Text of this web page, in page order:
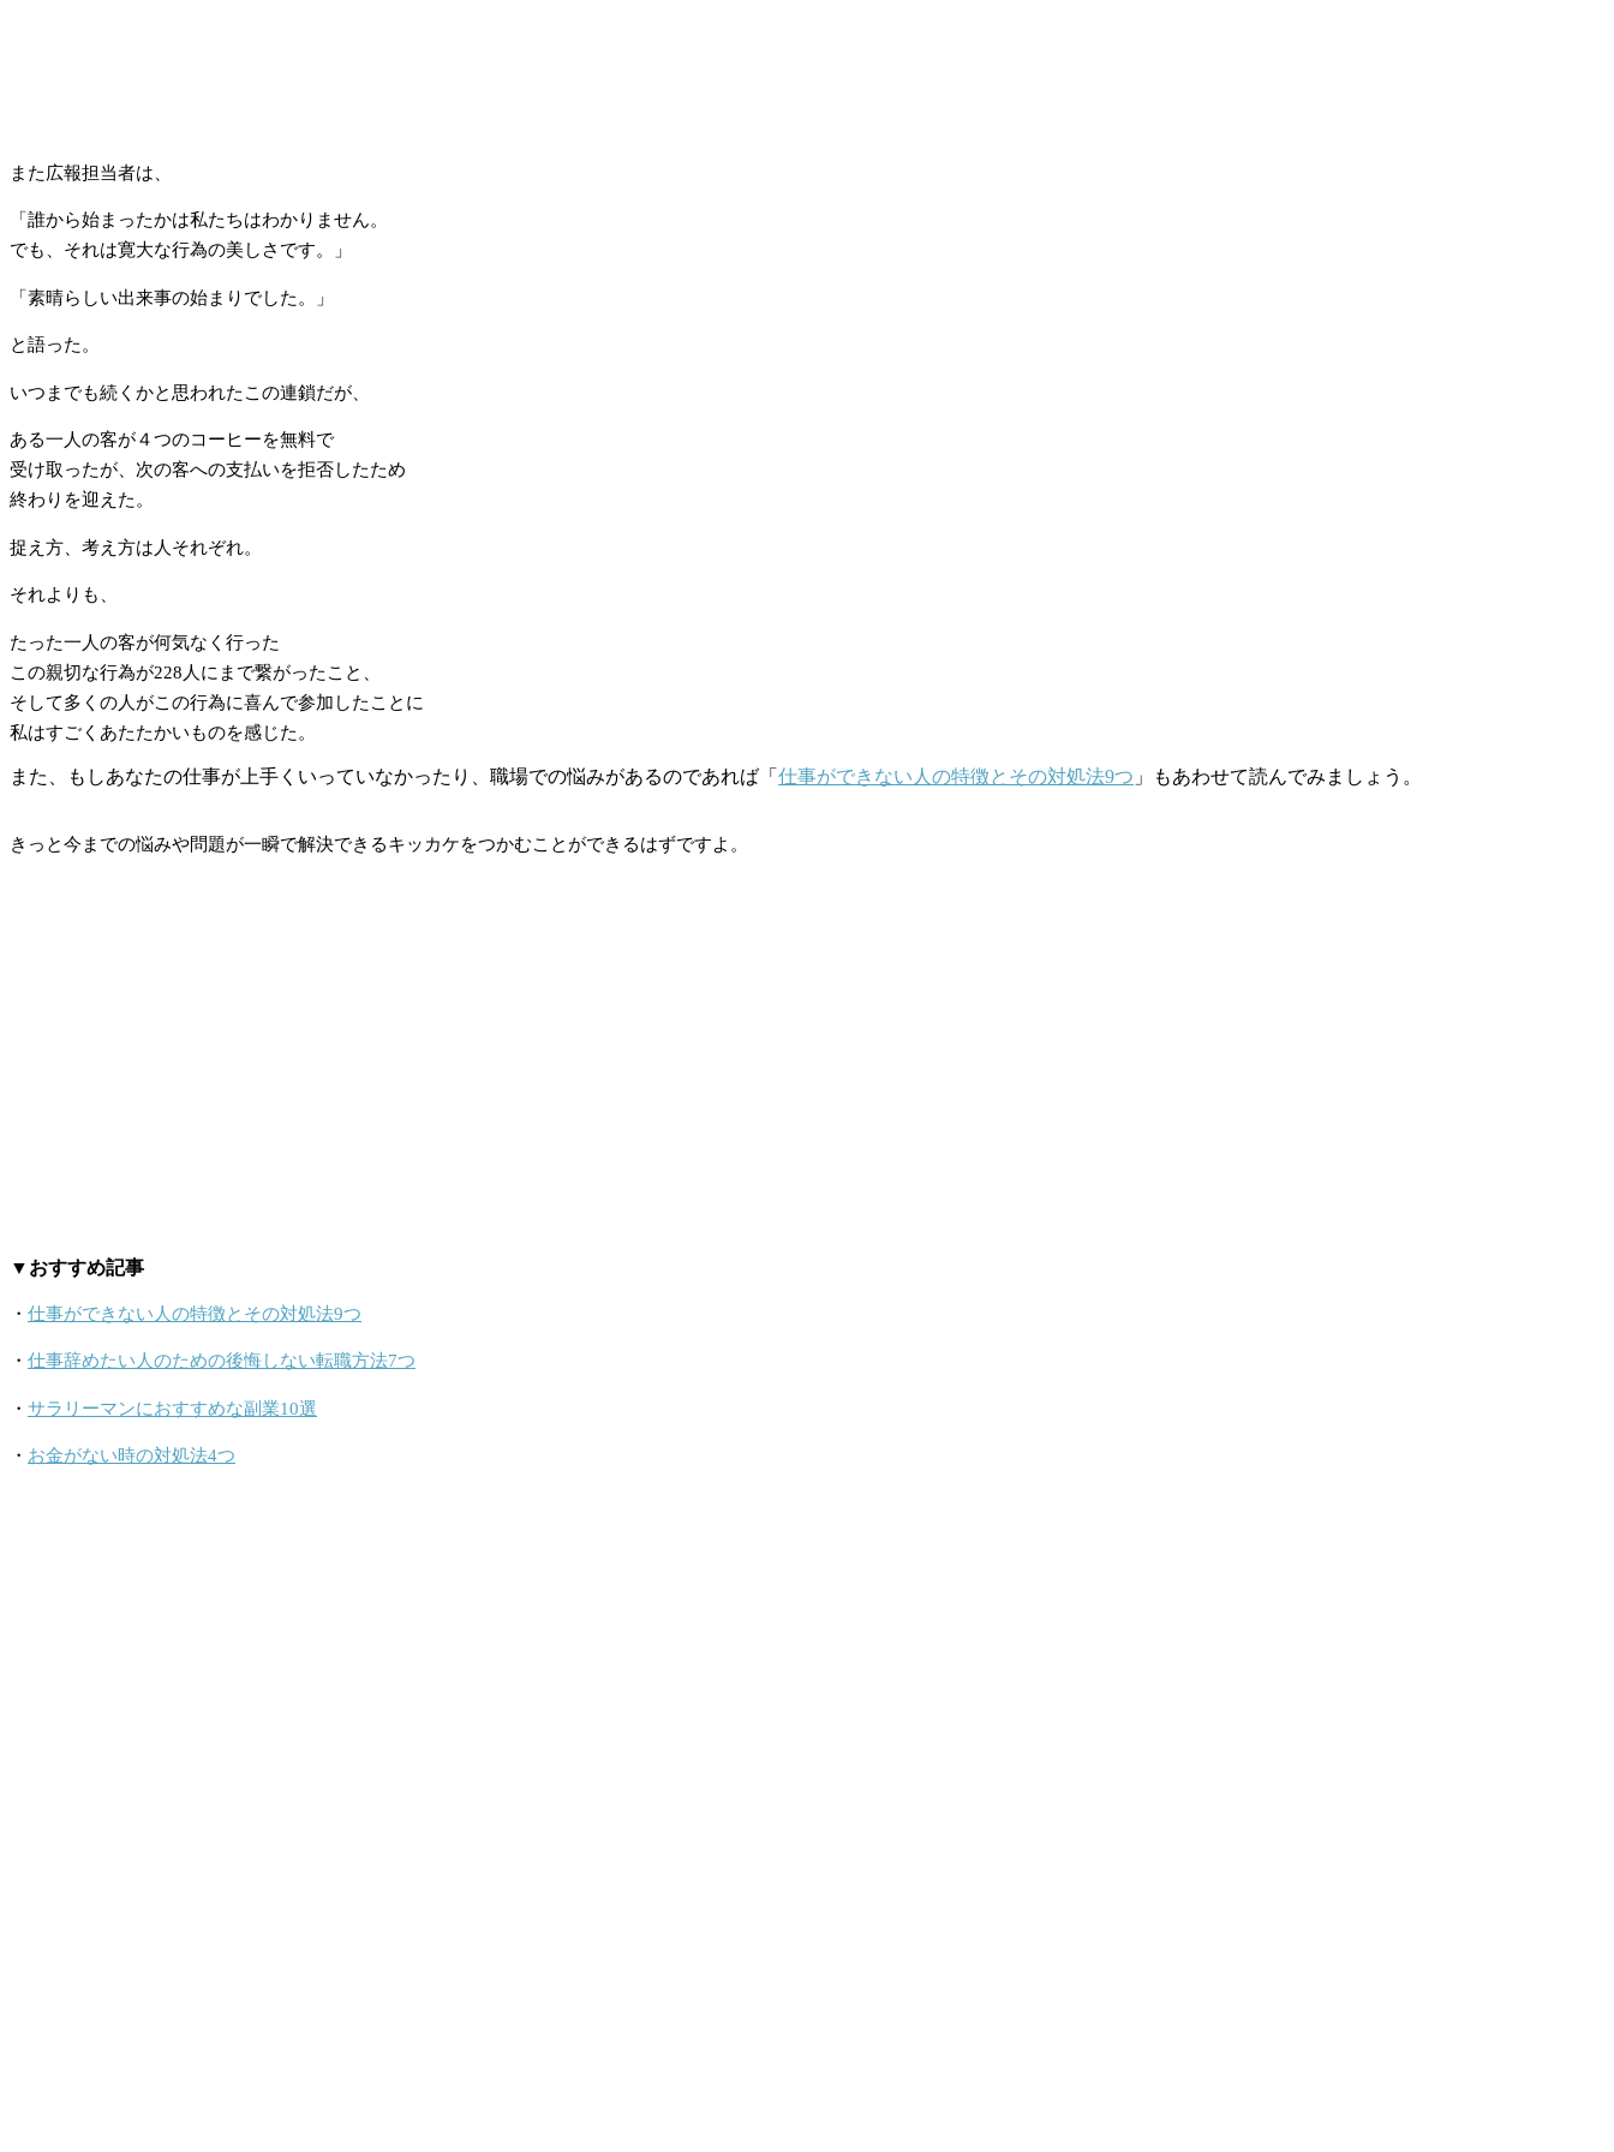
また広報担当者は、
「誰から始まったかは私たちはわかりません。
でも、それは寛大な行為の美しさです。」
「素晴らしい出来事の始まりでした。」
と語った。
いつまでも続くかと思われたこの連鎖だが、
ある一人の客が４つのコーヒーを無料で
受け取ったが、次の客への支払いを拒否したため
終わりを迎えた。
捉え方、考え方は人それぞれ。
それよりも、
たった一人の客が何気なく行った
この親切な行為が228人にまで繋がったこと、
そして多くの人がこの行為に喜んで参加したことに
私はすごくあたたかいものを感じた。
また、もしあなたの仕事が上手くいっていなかったり、職場での悩みがあるのであれば「 仕事ができない人の特徴とその対処法9つ 」もあわせて読んでみましょう。
きっと今までの悩みや問題が一瞬で解決できるキッカケをつかむことができるはずですよ。
▼おすすめ記事
・ 仕事ができない人の特徴とその対処法9つ
・ 仕事辞めたい人のための後悔しない転職方法7つ
・ サラリーマンにおすすめな副業10選
・ お金がない時の対処法4つ